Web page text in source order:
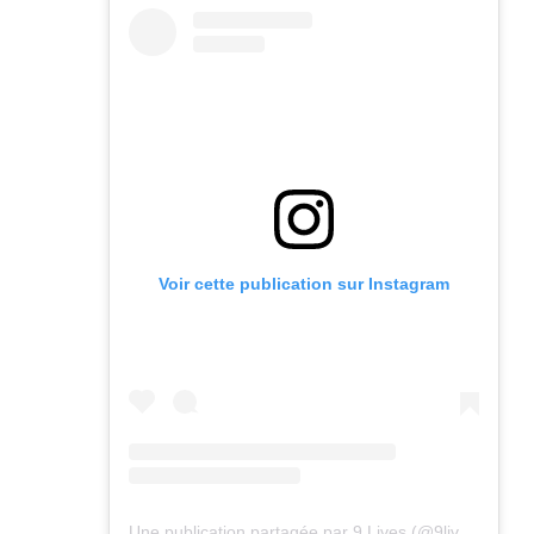
Voir cette publication sur Instagram